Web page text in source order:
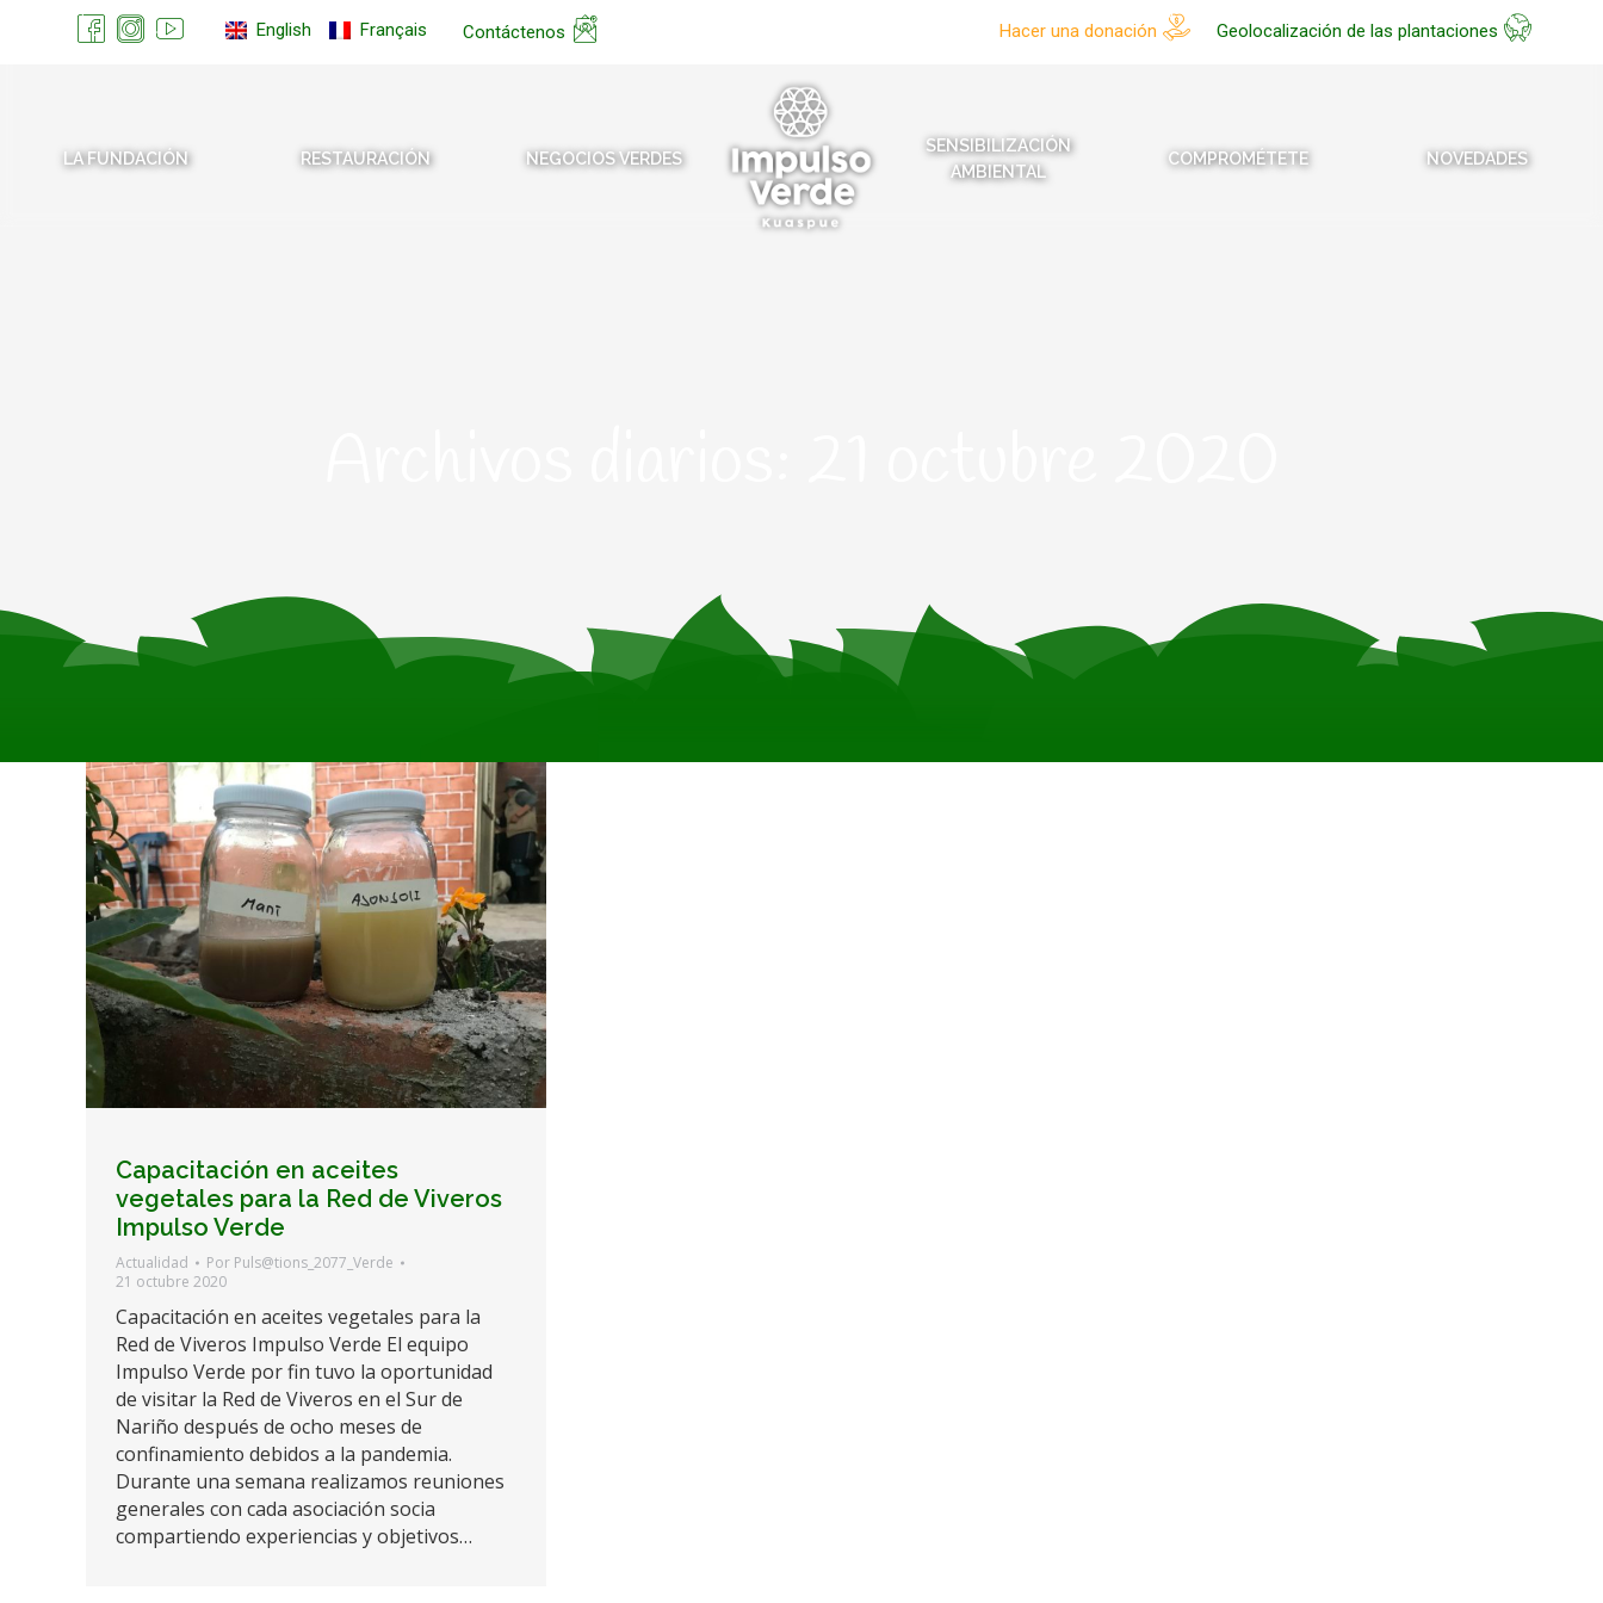
English Français Contáctenos Hacer una donación Geolocalización de las plantaciones
LA FUNDACIÓN RESTAURACIÓN NEGOCIOS VERDES
SENSIBILIZACIÓN
AMBIENTAL
COMPROMÉTETE NOVEDADES
Capacitación en aceites
vegetales para la Red de Viveros
Impulso Verde
Actualidad Por Puls@tions_2077_Verde
21 octubre 2020
Capacitación en aceites vegetales para la
Red de Viveros Impulso Verde El equipo
Impulso Verde por fin tuvo la oportunidad
de visitar la Red de Viveros en el Sur de
Nariño después de ocho meses de
confinamiento debidos a la pandemia.
Durante una semana realizamos reuniones
generales con cada asociación socia
compartiendo experiencias y objetivos…